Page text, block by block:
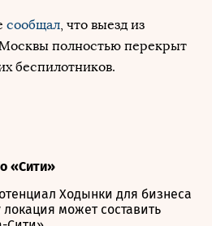
сообщал, что выезд из
полностью перекрыт
беспилотников.
«Сити»
Ходынки для бизнеса
может составить